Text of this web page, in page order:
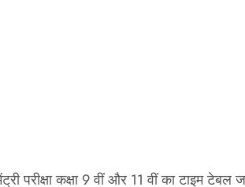
परीक्षा कक्षा 9 वीं और 11 वीं का टाइम